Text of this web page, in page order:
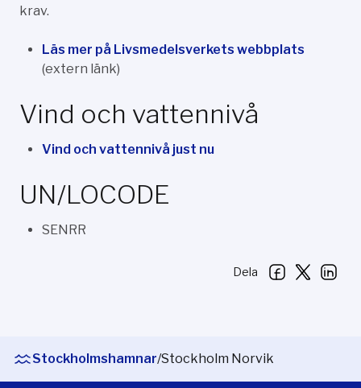
krav.
Läs mer på Livsmedelsverkets webbplats
(extern länk)
Vind och vattennivå
Vind och vattennivå just nu
UN/LOCODE
SENRR
Dela
Stockholmshamnar/Stockholm Norvik